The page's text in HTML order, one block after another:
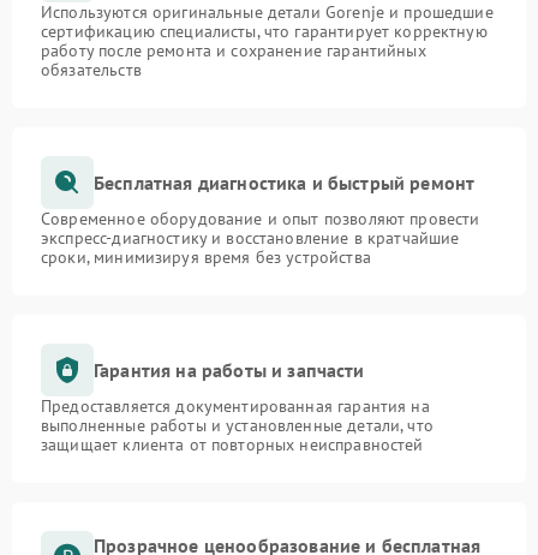
Используются оригинальные детали Gorenje и прошедшие
сертификацию специалисты, что гарантирует корректную
работу после ремонта и сохранение гарантийных
обязательств
Бесплатная диагностика и быстрый ремонт
Современное оборудование и опыт позволяют провести
экспресс-диагностику и восстановление в кратчайшие
сроки, минимизируя время без устройства
Гарантия на работы и запчасти
Предоставляется документированная гарантия на
выполненные работы и установленные детали, что
защищает клиента от повторных неисправностей
Прозрачное ценообразование и бесплатная